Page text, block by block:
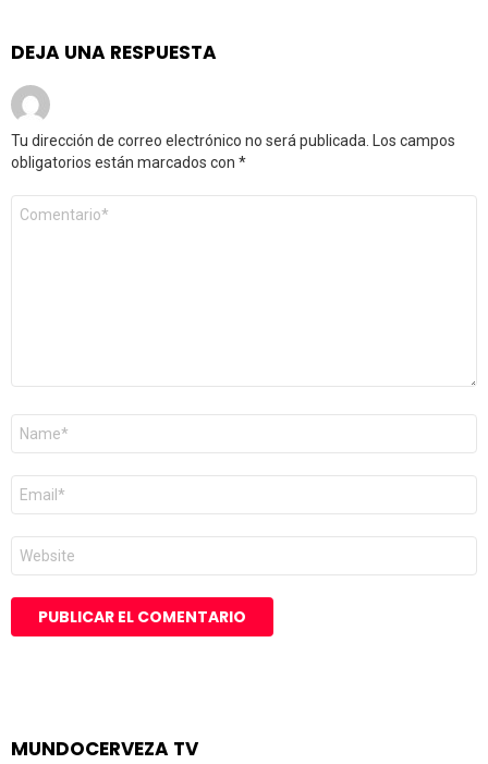
DEJA UNA RESPUESTA
Tu dirección de correo electrónico no será publicada.
Los campos
obligatorios están marcados con *
Comentario
Nombre
Correo
electrónico
*
Web
MUNDOCERVEZA TV